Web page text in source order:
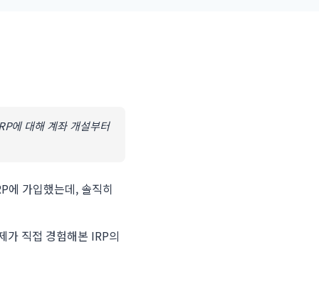
에 대해 계좌 개설부터
에 가입했는데, 솔직히
가 직접 경험해본 IRP의